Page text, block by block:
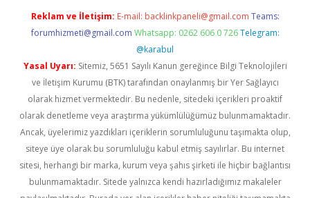
Reklam ve İletişim: E-mail: backlinkpaneli@gmail.com Teams:
forumhizmeti@gmail.com Whatsapp: 0262 606 0 726 Telegram:
@karabul
Yasal Uyarı: Sitemiz, 5651 Sayılı Kanun gereğince Bilgi Teknolojileri
ve İletişim Kurumu (BTK) tarafından onaylanmış bir Yer Sağlayıcı
olarak hizmet vermektedir. Bu nedenle, sitedeki içerikleri proaktif
olarak denetleme veya araştırma yükümlülüğümüz bulunmamaktadır.
Ancak, üyelerimiz yazdıkları içeriklerin sorumluluğunu taşımakta olup,
siteye üye olarak bu sorumluluğu kabul etmiş sayılırlar. Bu internet
sitesi, herhangi bir marka, kurum veya şahıs şirketi ile hiçbir bağlantısı
bulunmamaktadır. Sitede yalnızca kendi hazırladığımız makaleler